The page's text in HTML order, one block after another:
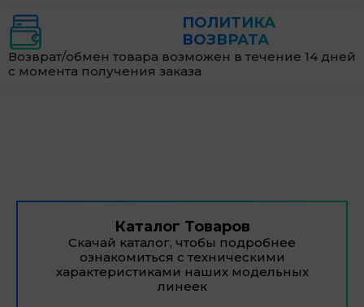
ПОЛИТИКА
ВОЗВРАТА
Возврат/обмен товара возможен в течение 14 дней
с момента получения заказа
Каталог Товаров
Скачай каталог, чтобы подробнее
ознакомиться с техническими
характеристиками наших модельных
линеек